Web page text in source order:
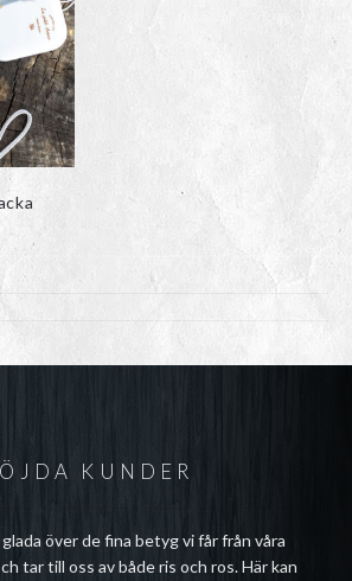
KUNDER
över de fina betyg vi får från våra
tar till oss av både ris och ros. Här kan